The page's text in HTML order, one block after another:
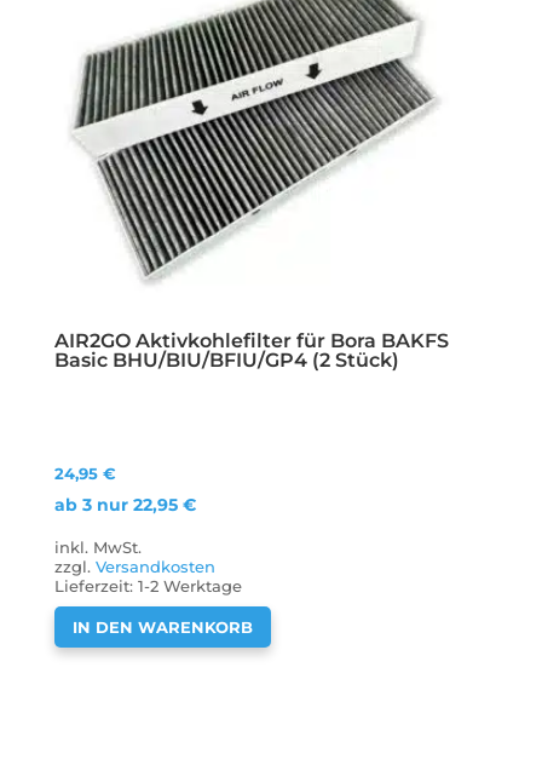
AIR2GO Aktivkohlefilter für Bora BAKFS
Basic BHU/BIU/BFIU/GP4 (2 Stück)
24,95€
ab 3 nur22,95€
inkl. MwSt.
zzgl.Versandkosten
Lieferzeit:1-2 Werktage
IN DEN WARENKORB